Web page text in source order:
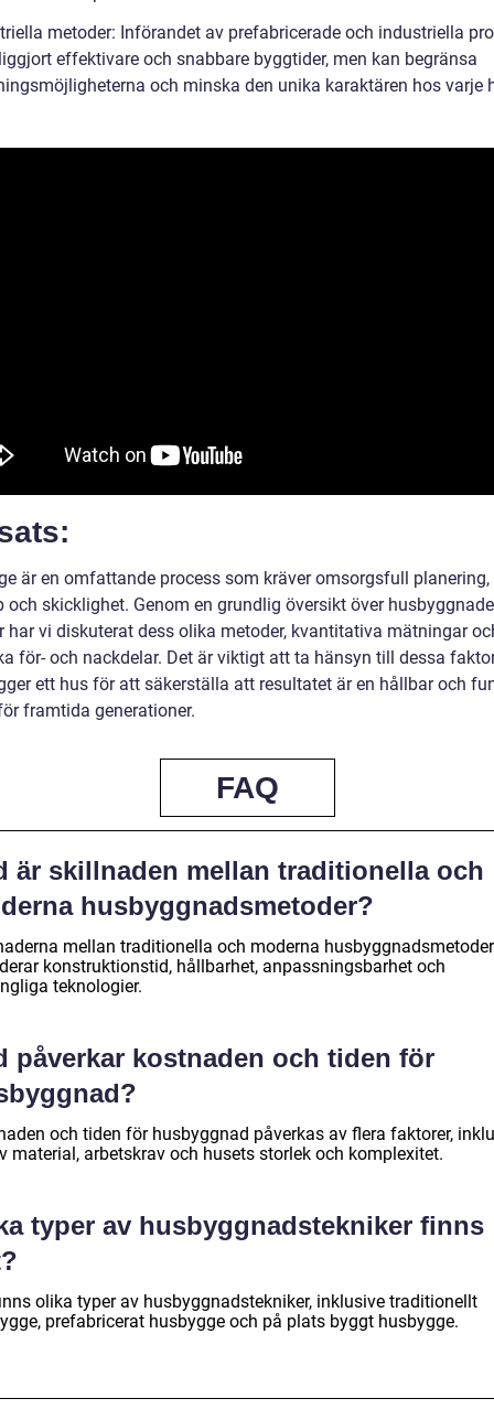
metoder: Införandet av prefabricerade och industriella
effektivare och snabbare byggtider, men kan begränsa
och minska den unika karaktären hos varje
är en omfattande process som kräver omsorgsfull planering,
och skicklighet. Genom en grundlig översikt över
har vi diskuterat dess olika metoder, kvantitativa mätningar
för- och nackdelar. Det är viktigt att ta hänsyn till dessa
ett hus för att säkerställa att resultatet är en hållbar och
framtida generationer.
FAQ
är skillnaden mellan traditionella och
husbyggnadsmetoder?
mellan traditionella och moderna husbyggnadsmetoder
konstruktionstid, hållbarhet, anpassningsbarhet och
teknologier.
påverkar kostnaden och tiden för
och tiden för husbyggnad påverkas av flera faktorer,
material, arbetskrav och husets storlek och komplexitet.
typer av husbyggnadstekniker finns
olika typer av husbyggnadstekniker, inklusive traditionellt
prefabricerat husbygge och på plats byggt husbygge.